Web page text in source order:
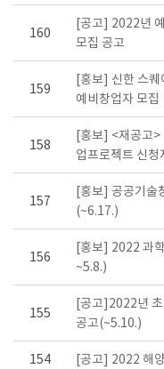
160
[공고] 2022년
모집 공고
159
[홍보] 신한 스
예비창업자 모집
158
[홍보] <재공고
업프로젝트 신
157
[홍보] 공공기술
(~6.17.)
156
[홍보] 2022 과
~5.8.)
155
[공고]2022년
공고(~5.10.)
154 [공고] 2022 해